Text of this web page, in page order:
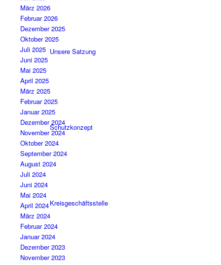
Unsere Satzung
Schutzkonzept
Kreisgeschäftsstelle
März 2026
Februar 2026
Dezember 2025
Oktober 2025
Juli 2025
Juni 2025
Mai 2025
April 2025
März 2025
Februar 2025
Januar 2025
Dezember 2024
November 2024
Oktober 2024
September 2024
August 2024
Juli 2024
Juni 2024
Mai 2024
April 2024
März 2024
Februar 2024
Januar 2024
Dezember 2023
November 2023